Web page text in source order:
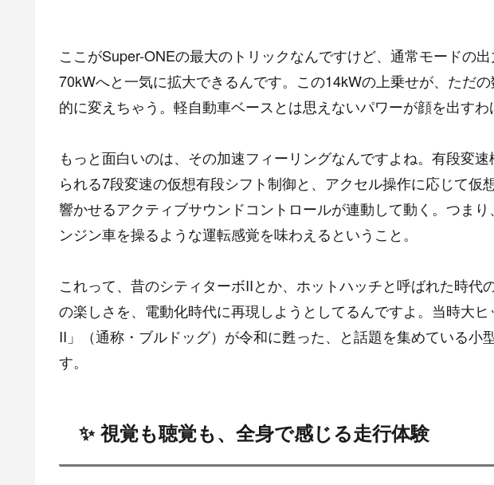
ここがSuper-ONEの最大のトリックなんですけど、通常モードの
70kWへと一気に拡大できるんです。この14kWの上乗せが、ただ
的に変えちゃう。軽自動車ベースとは思えないパワーが顔を出すわ
もっと面白いのは、その加速フィーリングなんですよね。有段変
られる7段変速の仮想有段シフト制御と、アクセル操作に応じて仮
響かせるアクティブサウンドコントロールが連動して動く。つま
ンジン車を操るような運転感覚を味わえるということ。
これって、昔のシティターボIIとか、ホットハッチと呼ばれた時代
の楽しさを、電動化時代に再現しようとしてるんですよ。当時大
II」（通称・ブルドッグ）が令和に甦った、と話題を集めている小
す。
✨ 視覚も聴覚も、全身で感じる走行体験